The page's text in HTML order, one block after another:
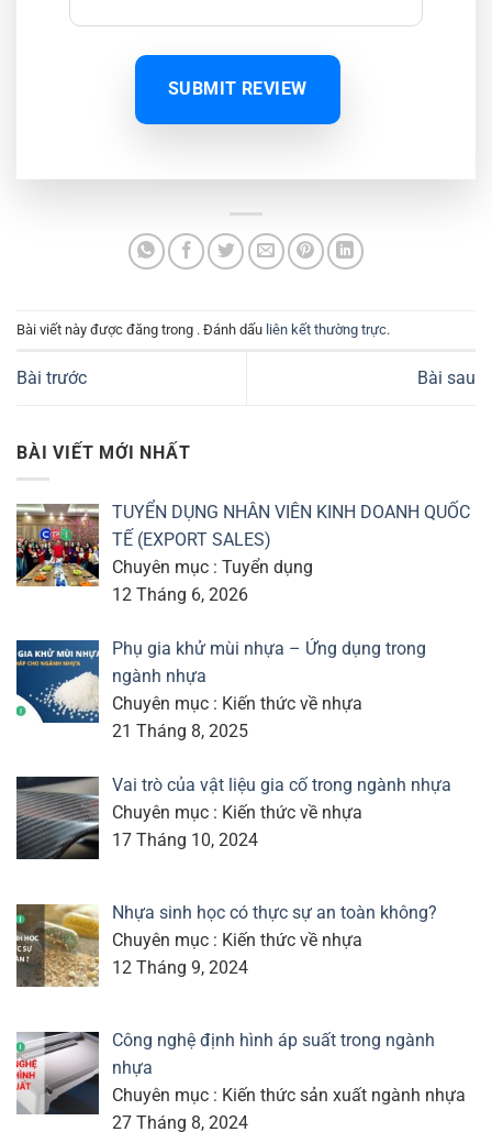
SUBMIT REVIEW
Bài viết này được đăng trong . Đánh dấu liên kết thường trực.
Bài trước Bài sau
BÀI VIẾT MỚI NHẤT
TUYỂN DỤNG NHÂN VIÊN KINH DOANH QUỐC
TẾ (EXPORT SALES)
Chuyên mục : Tuyển dụng
12 Tháng 6, 2026
Phụ gia khử mùi nhựa – Ứng dụng trong
ngành nhựa
Chuyên mục : Kiến thức về nhựa
21 Tháng 8, 2025
Vai trò của vật liệu gia cố trong ngành nhựa
Chuyên mục : Kiến thức về nhựa
17 Tháng 10, 2024
Nhựa sinh học có thực sự an toàn không?
Chuyên mục : Kiến thức về nhựa
12 Tháng 9, 2024
Công nghệ định hình áp suất trong ngành
nhựa
Chuyên mục : Kiến thức sản xuất ngành nhựa
27 Tháng 8, 2024